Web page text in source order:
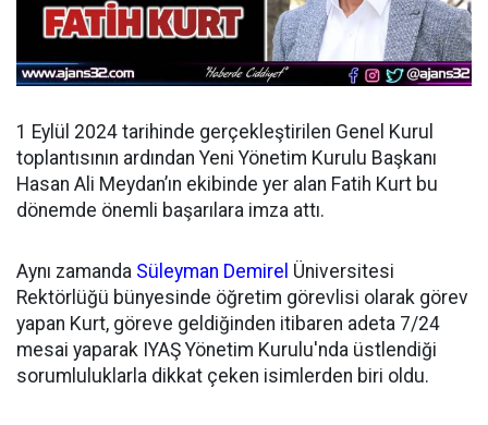
1 Eylül 2024 tarihinde gerçekleştirilen Genel Kurul
toplantısının ardından Yeni Yönetim Kurulu Başkanı
Hasan Ali Meydan’ın ekibinde yer alan Fatih Kurt bu
dönemde önemli başarılara imza attı.
Aynı zamanda Süleyman Demirel Üniversitesi
Rektörlüğü bünyesinde öğretim görevlisi olarak görev
yapan Kurt, göreve geldiğinden itibaren adeta 7/24
mesai yaparak IYAŞ Yönetim Kurulu'nda üstlendiği
sorumluluklarla dikkat çeken isimlerden biri oldu.